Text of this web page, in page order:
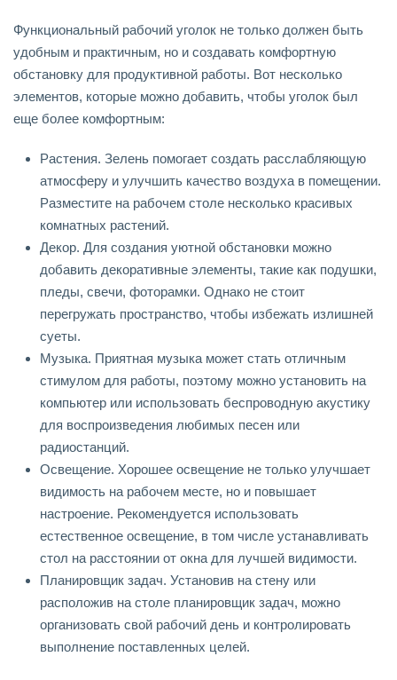
Функциональный рабочий уголок не только должен быть
удобным и практичным, но и создавать комфортную
обстановку для продуктивной работы. Вот несколько
элементов, которые можно добавить, чтобы уголок был
еще более комфортным:
Растения. Зелень помогает создать расслабляющую
атмосферу и улучшить качество воздуха в помещении.
Разместите на рабочем столе несколько красивых
комнатных растений.
Декор. Для создания уютной обстановки можно
добавить декоративные элементы, такие как подушки,
пледы, свечи, фоторамки. Однако не стоит
перегружать пространство, чтобы избежать излишней
суеты.
Музыка. Приятная музыка может стать отличным
стимулом для работы, поэтому можно установить на
компьютер или использовать беспроводную акустику
для воспроизведения любимых песен или
радиостанций.
Освещение. Хорошее освещение не только улучшает
видимость на рабочем месте, но и повышает
настроение. Рекомендуется использовать
естественное освещение, в том числе устанавливать
стол на расстоянии от окна для лучшей видимости.
Планировщик задач. Установив на стену или
расположив на столе планировщик задач, можно
организовать свой рабочий день и контролировать
выполнение поставленных целей.